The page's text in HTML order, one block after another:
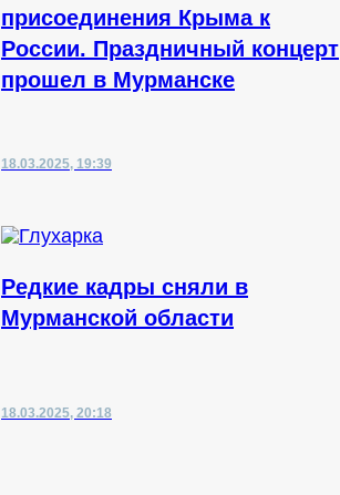
присоединения Крыма к
России. Праздничный концерт
прошел в Мурманске
18.03.2025, 19:39
Редкие кадры сняли в
Мурманской области
18.03.2025, 20:18